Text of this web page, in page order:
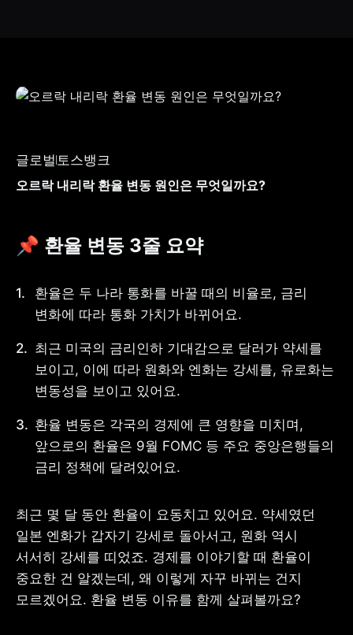
주소 : 06133 서울특별시 강남구
테헤란로 131, 13층 (역삼동,
한국지식재산센터)
고객센터
전화 : 1661-7654(24시간 연중무휴)
해외전화 : +82-2-6975-9000
이메일 : help@tossbank.com
개인정보
처리방침
신용정보활용체제
글로벌 토스뱅크
오르락 내리락 환율 변동 원인은 무엇일까요?
📌 환율 변동 3줄 요약
환율은 두 나라 통화를 바꿀 때의 비율로, 금리
변화에 따라 통화 가치가 바뀌어요.
최근 미국의 금리인하 기대감으로 달러가 약세를
보이고, 이에 따라 원화와 엔화는 강세를, 유로화는
변동성을 보이고 있어요.
환율 변동은 각국의 경제에 큰 영향을 미치며,
앞으로의 환율은 9월 FOMC 등 주요 중앙은행들의
금리 정책에 달려있어요.
최근 몇 달 동안 환율이 요동치고 있어요. 약세였던
일본 엔화가 갑자기 강세로 돌아서고, 원화 역시
서서히 강세를 띠었죠. 경제를 이야기할 때 환율이
중요한 건 알겠는데, 왜 이렇게 자꾸 바뀌는 건지
모르겠어요. 환율 변동 이유를 함께 살펴볼까요?